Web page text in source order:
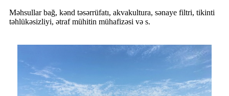
Məhsullar bağ, kənd təsərrüfatı, akvakultura, sənaye filtri, tikinti
təhlükəsizliyi, ətraf mühitin mühafizəsi və s.